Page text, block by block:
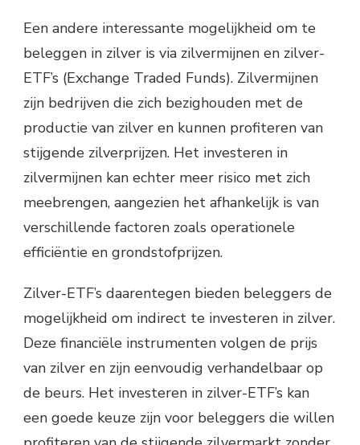
Een andere interessante mogelijkheid om te
beleggen in zilver is via zilvermijnen en zilver-
ETF’s (Exchange Traded Funds). Zilvermijnen
zijn bedrijven die zich bezighouden met de
productie van zilver en kunnen profiteren van
stijgende zilverprijzen. Het investeren in
zilvermijnen kan echter meer risico met zich
meebrengen, aangezien het afhankelijk is van
verschillende factoren zoals operationele
efficiëntie en grondstofprijzen.
Zilver-ETF’s daarentegen bieden beleggers de
mogelijkheid om indirect te investeren in zilver.
Deze financiële instrumenten volgen de prijs
van zilver en zijn eenvoudig verhandelbaar op
de beurs. Het investeren in zilver-ETF’s kan
een goede keuze zijn voor beleggers die willen